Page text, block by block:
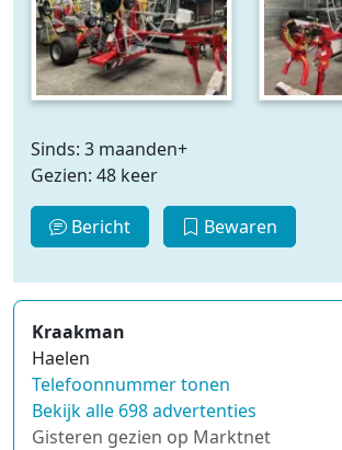
Sinds: 3 maanden+
Gezien: 48 keer
Bericht Bewaren
Kraakman
Haelen
Telefoonnummer tonen
Bekijk alle 698 advertenties
Gisteren gezien op Marktnet